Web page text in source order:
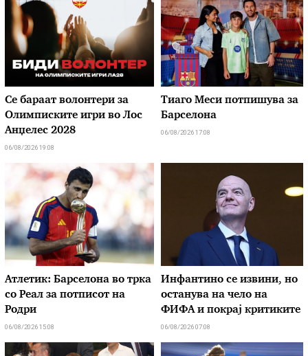
Се бараат волонтери за
Олимписките игри во Лос
Анџелес 2028
06/08/2026 19:08
Тиаго Меси потпишува за
Барселона
06/08/2026 17:08
Атлетик: Барселона во трка
со Реал за потписот на
Родри
06/08/2026 15:08
Инфантино се извини, но
останува на чело на
ФИФА и покрај критиките
06/08/2026 07:08